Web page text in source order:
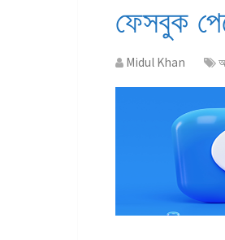
ফেসবুক
Midul Khan